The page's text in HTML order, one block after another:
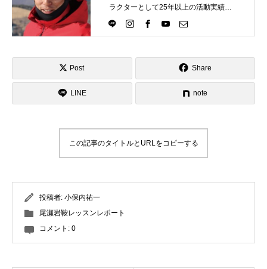
ラクターとして25年以上の活動実績。
Directlineスキースクール代表として、
スキーインストラクターが職業選択の
Post Share
LINE note
この記事のタイトルとURLをコピーする
投稿者: 小保内祐一
尾瀬岩鞍レッスンレポート
コメント: 0